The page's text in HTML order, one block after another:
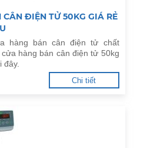
ĐIỆN TỬ 50KG GIÁ RẺ
hàng bán cân điện tử chất
hàng bán cân điện tử 50kg
đây.
Chi tiết